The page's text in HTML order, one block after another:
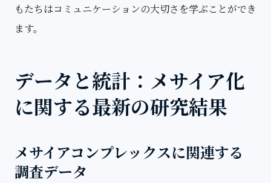
もたちはコミュニケーションの大切さを学ぶことができ
ます。
データと統計：メサイア化
に関する最新の研究結果
メサイアコンプレックスに関連する
調査データ